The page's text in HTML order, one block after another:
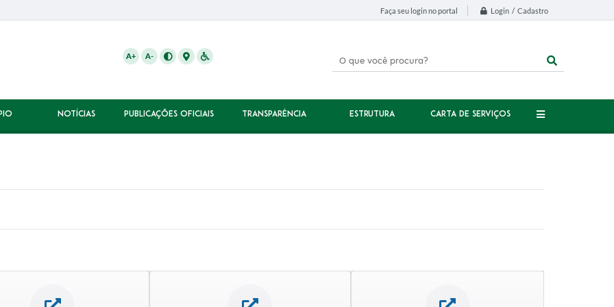
Faça seu login no portal Login / Cadastro
A+ A-
NOTÍCIAS PUBLICAÇÕES OFICIAIS TRANSPARÊNCIA ESTRUTURA CARTA DE SERVIÇOS